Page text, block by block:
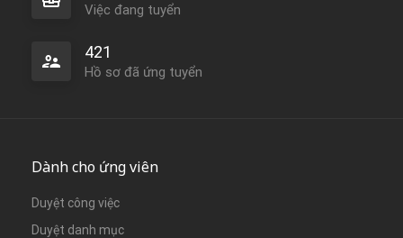
Việc đang tuyển
421
Hồ sơ đã ứng tuyển
Dành cho ứng viên
Duyệt công việc
Duyệt danh mục